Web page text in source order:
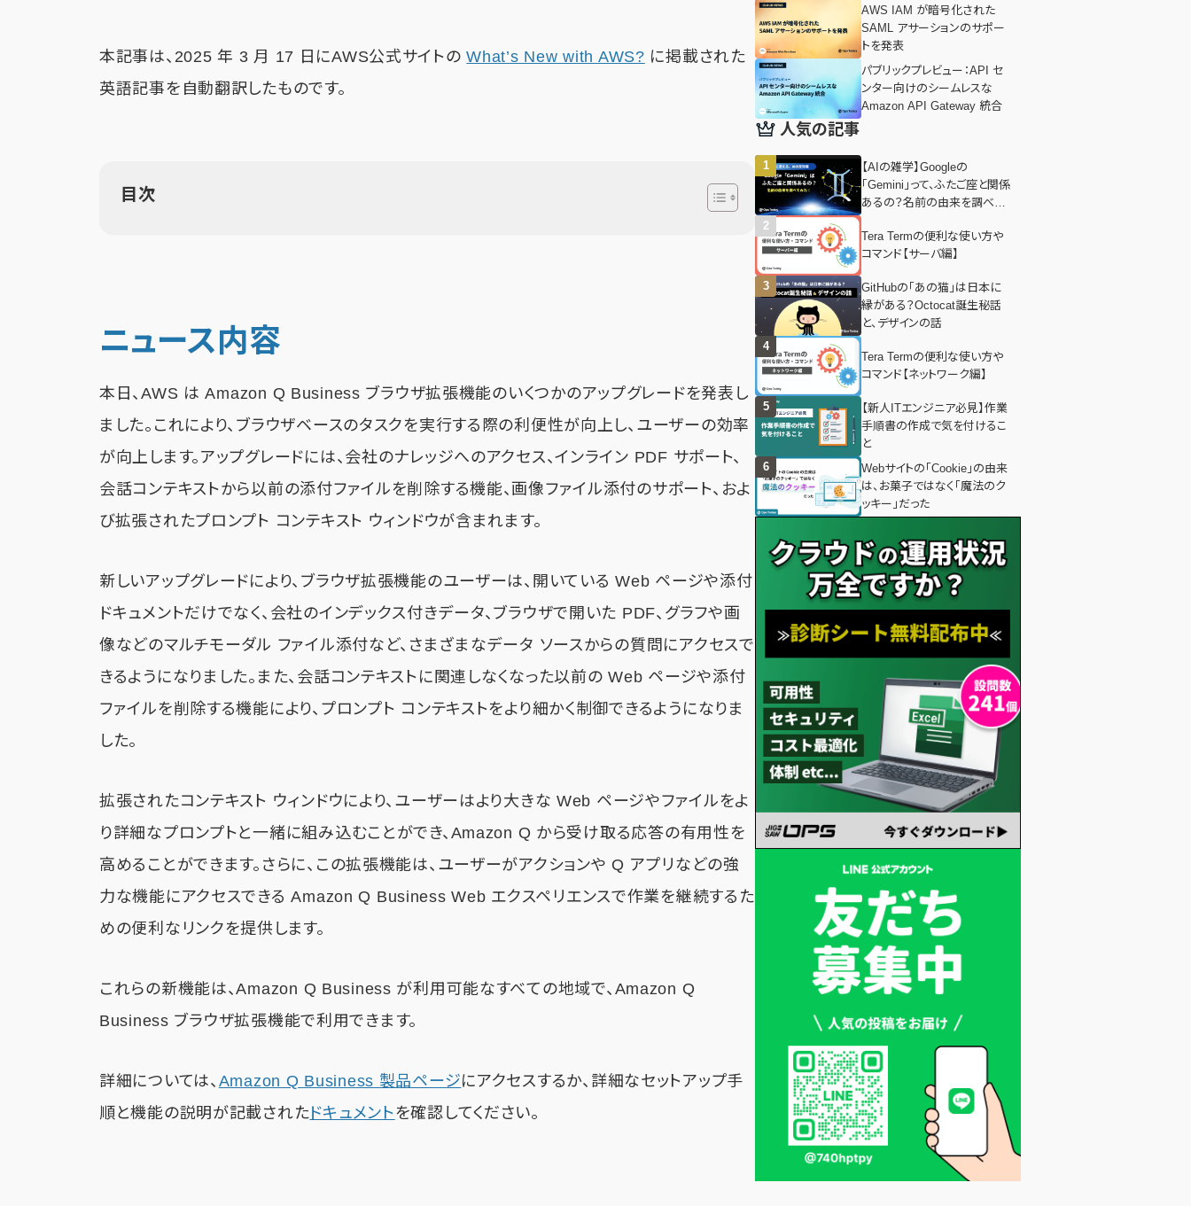
本記事は、2025 年 3 月 17 日にAWS公式サイトのWhat’s New with AWS? に掲載された
英語記事を自動翻訳したものです。
目次
ニュース内容
本日、AWS は Amazon Q Business ブラウザ拡張機能のいくつかのアップグレードを発表し
ました。これにより、ブラウザベースのタスクを実行する際の利便性が向上し、ユーザーの効率
が向上します。アップグレードには、会社のナレッジへのアクセス、インライン PDF サポート、
会話コンテキストから以前の添付ファイルを削除する機能、画像ファイル添付のサポート、およ
び拡張されたプロンプト コンテキスト ウィンドウが含まれます。
新しいアップグレードにより、ブラウザ拡張機能のユーザーは、開いている Web ページや添付
ドキュメントだけでなく、会社のインデックス付きデータ、ブラウザで開いた PDF、グラフや画
像などのマルチモーダル ファイル添付など、さまざまなデータ ソースからの質問にアクセスで
きるようになりました。また、会話コンテキストに関連しなくなった以前の Web ページや添付
ファイルを削除する機能により、プロンプト コンテキストをより細かく制御できるようになりま
した。
拡張されたコンテキスト ウィンドウにより、ユーザーはより大きな Web ページやファイルをよ
り詳細なプロンプトと一緒に組み込むことができ、Amazon Q から受け取る応答の有用性を
高めることができます。さらに、この拡張機能は、ユーザーがアクションや Q アプリなどの強
力な機能にアクセスできる Amazon Q Business Web エクスペリエンスで作業を継続するた
めの便利なリンクを提供します。
これらの新機能は、Amazon Q Business が利用可能なすべての地域で、Amazon Q
Business ブラウザ拡張機能で利用できます。
詳細については、 Amazon Q Business 製品ページにアクセスするか、詳細なセットアップ手
順と機能の説明が記載された ドキュメント を確認してください。
発表
AWS IAM が暗号化された
SAML アサーションのサポー
トを発表
パブリックプレビュー：API セ
ンター向けのシームレスな
Amazon API Gateway 統合
人気の記事
【AIの雑学】Googleの
「Gemini」って、ふたご座と関係
あるの？名前の由来を調べて
Tera Termの便利な使い方や
コマンド【サーバ編】
GitHubの「あの猫」は日本に
縁がある？Octocat誕生秘話
と、デザインの話
Tera Termの便利な使い方や
コマンド【ネットワーク編】
【新人ITエンジニア必見】作業
手順書の作成で気を付けるこ
と
Webサイトの「Cookie」の由来
は、お菓子ではなく「魔法のク
ッキー」だった